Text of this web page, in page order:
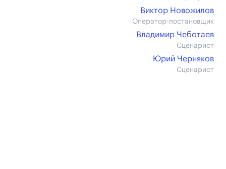
Виктор Новожилов
Оператор-постановщик
Владимир Чеботаев
Сценарист
Юрий Черняков
Сценарист